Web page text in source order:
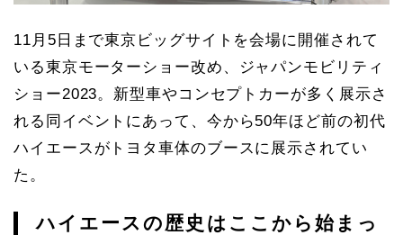
11月5日まで東京ビッグサイトを会場に開催されて
いる東京モーターショー改め、ジャパンモビリティ
ショー2023。新型車やコンセプトカーが多く展示さ
れる同イベントにあって、今から50年ほど前の初代
ハイエースがトヨタ車体のブースに展示されてい
た。
ハイエースの歴史はここから始まっ